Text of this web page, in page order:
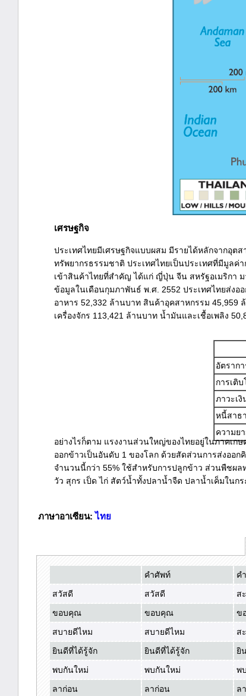
เศรษฐกิจ
ประเทศไทยมีเศรษฐกิจแบบผสม มีรายได้หลักจากอุต
ทรัพยากรธรรมชาติ ประเทศไทยเป็นประเทศที่มีมูล
เข้าสินค้าไทยที่สำคัญ ได้แก่ ญี่ปุ่น จีน สหรัฐอเมริกา ม
ข้อมูลในเดือนกุมภาพันธ์ พ.ศ. 2552 ประเทศไทยส่ง
อาหาร 52,332 ล้านบาท สินค้าอุคสาหกรรม
เครื่องจักร 113,421 ล้านบาท น้ำมันและเชื้อเพลิง
อัตราก
การเติ
ภาวะเงิ
หนี้สาธ
ความย
อย่างไรก็ตาม แรงงานส่วนใหญ่ของไทยอยู่ในภาคเก
ออกข้าวเป็นอันดับ 1 ของโลก ด้วยสัดส่วนการส่งออก
จำนวนนี้กว่า 55% ใช้สำหรับการปลูกข้าว ส่วนพืชผล
วัว สุกร เป็ด ไก่ สัตว์น้ำทั้งปลาน้ำจืด ปลาน้ำเค็มในกร
ภาษาอาเซียน:ไทย
คำศัพท์
ค
สวัสดี
สวัสดี
ส
ขอบคุณ
ขอบคุณ
ข
สบายดีไหม
สบายดีไหม
ส
ยินดีที่ได้รู้จัก
ยินดีที่ได้รู้จัก
ยิ
พบกันใหม่
พบกันใหม่
พ
ลาก่อน
ลาก่อน
ล